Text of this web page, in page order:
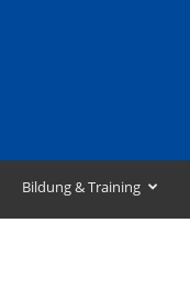
Bildung & Training